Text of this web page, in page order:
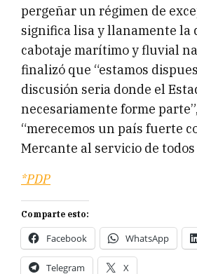
pergeñar un régimen de
significa lisa y llanamente la
cabotaje marítimo y fluvial
finalizó que “estamos
discusión seria donde el
necesariamente forme
“merecemos un país fuerte
Mercante al servicio de
*PDP
Comparte esto:
Facebook WhatsApp
Telegram X